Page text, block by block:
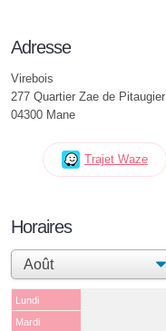
Adresse
Virebois
277 Quartier Zae de Pitaugier
04300 Mane
Trajet Waze
Horaires
Lundi
Mardi